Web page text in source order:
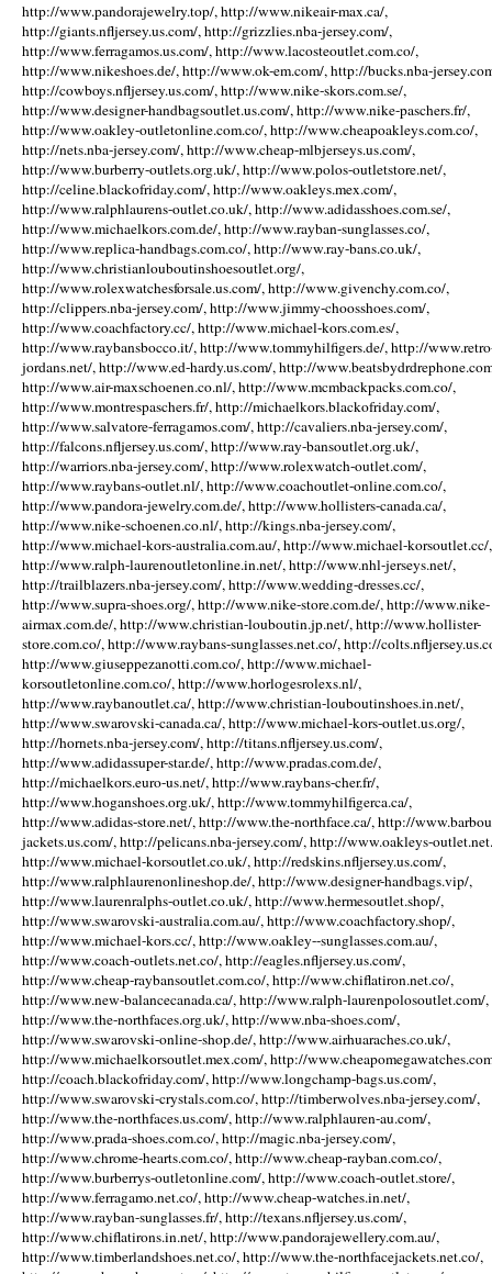
http://www.pandorajewelry.top/, http://www.nikeair-max.ca/,
http://giants.nfljersey.us.com/, http://grizzlies.nba-jersey.com/,
http://www.ferragamos.us.com/, http://www.lacosteoutlet.com.co/,
http://www.nikeshoes.de/, http://www.ok-em.com/, http://bucks.nba-
http://cowboys.nfljersey.us.com/, http://www.nike-skors.com.se/,
http://www.designer-handbagsoutlet.us.com/, http://www.nike-paschers.fr/,
http://www.oakley-outletonline.com.co/, http://www.cheapoakleys.com.co/,
http://nets.nba-jersey.com/, http://www.cheap-mlbjerseys.us.com/,
http://www.burberry-outlets.org.uk/, http://www.polos-outletstore.net/,
http://celine.blackofriday.com/, http://www.oakleys.mex.com/,
http://www.ralphlaurens-outlet.co.uk/, http://www.adidasshoes.com.se/,
http://www.michaelkors.com.de/, http://www.rayban-sunglasses.co/,
http://www.replica-handbags.com.co/, http://www.ray-bans.co.uk/,
http://www.christianlouboutinshoesoutlet.org/,
http://www.rolexwatchesforsale.us.com/, http://www.givenchy.com.co/,
http://clippers.nba-jersey.com/, http://www.jimmy-choosshoes.com/,
http://www.coachfactory.cc/, http://www.michael-kors.com.es/,
http://www.raybansbocco.it/, http://www.tommyhilfigers.de/, http://
jordans.net/, http://www.ed-hardy.us.com/, http://
http://www.air-maxschoenen.co.nl/, http://www.mcmbackpacks.com.co/,
http://www.montrespaschers.fr/, http://michaelkors.blackofriday.com/,
http://www.salvatore-ferragamos.com/, http://cavaliers.nba-jersey.com/,
http://falcons.nfljersey.us.com/, http://www.ray-bansoutlet.org.uk/,
http://warriors.nba-jersey.com/, http://www.rolexwatch-outlet.com/,
http://www.raybans-outlet.nl/, http://www.coachoutlet-online.com.co/,
http://www.pandora-jewelry.com.de/, http://www.hollisters-canada.ca/,
http://www.nike-schoenen.co.nl/, http://kings.nba-jersey.com/,
http://www.michael-kors-australia.com.au/, http://www.michael-korsoutlet.cc/,
http://www.ralph-laurenoutletonline.in.net/, http://www.nhl-jerseys.net/,
http://trailblazers.nba-jersey.com/, http://www.wedding-dresses.cc/,
http://www.supra-shoes.org/, http://www.nike-store.com.de/, http://www.nike-
airmax.com.de/, http://www.christian-louboutin.jp.net/, http://www.hollister-
store.com.co/, http://www.raybans-sunglasses.net.co/, http://
http://www.giuseppezanotti.com.co/, http://www.michael-
korsoutletonline.com.co/, http://www.horlogesrolexs.nl/,
http://www.raybanoutlet.ca/, http://www.christian-louboutinshoes.in.net/,
http://www.swarovski-canada.ca/, http://www.michael-kors-outlet.us.org/,
http://hornets.nba-jersey.com/, http://titans.nfljersey.us.com/,
http://www.adidassuper-star.de/, http://www.pradas.com.de/,
http://michaelkors.euro-us.net/, http://www.raybans-cher.fr/,
http://www.hoganshoes.org.uk/, http://www.tommyhilfigerca.ca/,
http://www.adidas-store.net/, http://www.the-northface.ca/, http://
jackets.us.com/, http://pelicans.nba-jersey.com/, http://www.oakleys-
http://www.michael-korsoutlet.co.uk/, http://redskins.nfljersey.us.com/,
http://www.ralphlaurenonlineshop.de/, http://www.designer-handbags.vip/,
http://www.laurenralphs-outlet.co.uk/, http://www.hermesoutlet.shop/,
http://www.swarovski-australia.com.au/, http://www.coachfactory.shop/,
http://www.michael-kors.cc/, http://www.oakley--sunglasses.com.au/,
http://www.coach-outlets.net.co/, http://eagles.nfljersey.us.com/,
http://www.cheap-raybansoutlet.com.co/, http://www.chiflatiron.net.co/,
http://www.new-balancecanada.ca/, http://www.ralph-laurenpolosoutlet.com/,
http://www.the-northfaces.org.uk/, http://www.nba-shoes.com/,
http://www.swarovski-online-shop.de/, http://www.airhuaraches.co.uk/,
http://www.michaelkorsoutlet.mex.com/, http://
http://coach.blackofriday.com/, http://www.longchamp-bags.us.com/,
http://www.swarovski-crystals.com.co/, http://timberwolves.nba-jersey.com/,
http://www.the-northfaces.us.com/, http://www.ralphlauren-au.com/,
http://www.prada-shoes.com.co/, http://magic.nba-jersey.com/,
http://www.chrome-hearts.com.co/, http://www.cheap-rayban.com.co/,
http://www.burberrys-outletonline.com/, http://www.coach-outlet.store/,
http://www.ferragamo.net.co/, http://www.cheap-watches.in.net/,
http://www.rayban-sunglasses.fr/, http://texans.nfljersey.us.com/,
http://www.chiflatirons.in.net/, http://www.pandorajewellery.com.au/,
http://www.timberlandshoes.net.co/, http://www.the-northfacejackets.net.co/,